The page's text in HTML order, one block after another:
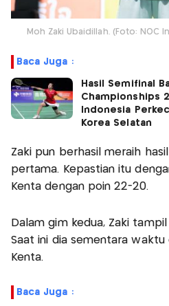
Moh Zaki Ubaidillah. (Foto: NOC
Baca Juga :
Hasil Semifinal
Championships
Indonesia
Korea Selatan
Zaki pun berhasil meraih
pertama. Kepastian itu
Kenta dengan poin 22-20.
Dalam gim kedua, Zaki
Saat ini dia sementara
Kenta.
Baca Juga :